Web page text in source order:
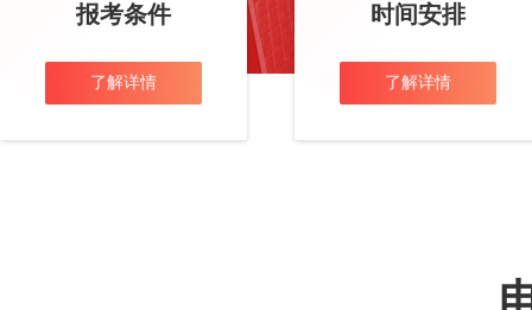
报考条件
了解详情
时间安排
了解详情